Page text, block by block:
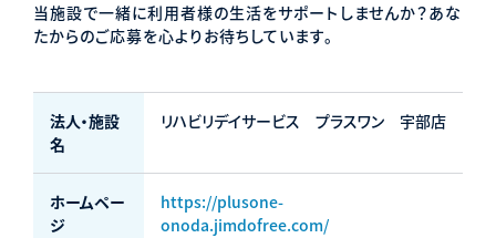
当施設で一緒に利用者様の生活をサポートしませんか？あな
たからのご応募を心よりお待ちしています。
法人・施設
名
リハビリデイサービス プラスワン 宇部店
ホームペー
ジ
https://plusone-
onoda.jimdofree.com/